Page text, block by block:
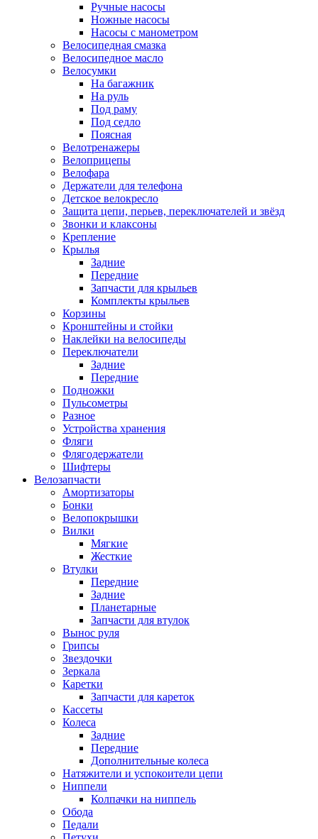
Ручные насосы
Ножные насосы
Насосы с манометром
Велосипедная смазка
Велосипедное масло
Велосумки
На багажник
На руль
Под раму
Под седло
Поясная
Велотренажеры
Велоприцепы
Велофара
Держатели для телефона
Детское велокресло
Защита цепи, перьев, переключателей и звёзд
Звонки и клаксоны
Крепление
Крылья
Задние
Передние
Запчасти для крыльев
Комплекты крыльев
Корзины
Кронштейны и стойки
Наклейки на велосипеды
Переключатели
Задние
Передние
Подножки
Пульсометры
Разное
Устройства хранения
Фляги
Флягодержатели
Шифтеры
Велозапчасти
Амортизаторы
Бонки
Велопокрышки
Вилки
Мягкие
Жесткие
Втулки
Передние
Задние
Планетарные
Запчасти для втулок
Вынос руля
Грипсы
Звездочки
Зеркала
Каретки
Запчасти для кареток
Кассеты
Колеса
Задние
Передние
Дополнительные колеса
Натяжители и успокоители цепи
Ниппели
Колпачки на ниппель
Обода
Педали